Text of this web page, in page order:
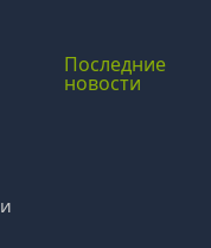
Последние
новости